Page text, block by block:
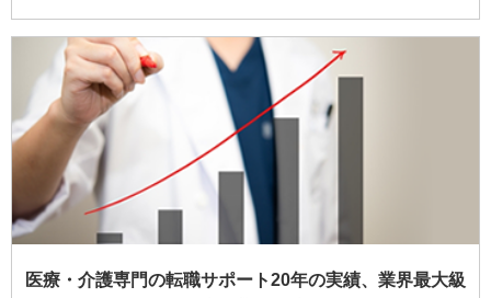
医療・介護専門の転職サポート20年の実績、業界最大級